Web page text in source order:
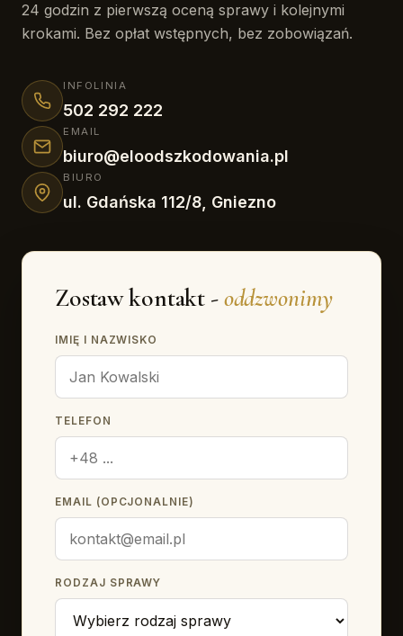
24 godzin z pierwszą oceną sprawy i kolejnymi
krokami. Bez opłat wstępnych, bez zobowiązań.
INFOLINIA
502 292 222
EMAIL
biuro@eloodszkodowania.pl
BIURO
ul. Gdańska 112/8, Gniezno
Zostaw kontakt -oddzwonimy
IMIĘ I NAZWISKO
TELEFON
EMAIL (OPCJONALNIE)
RODZAJ SPRAWY